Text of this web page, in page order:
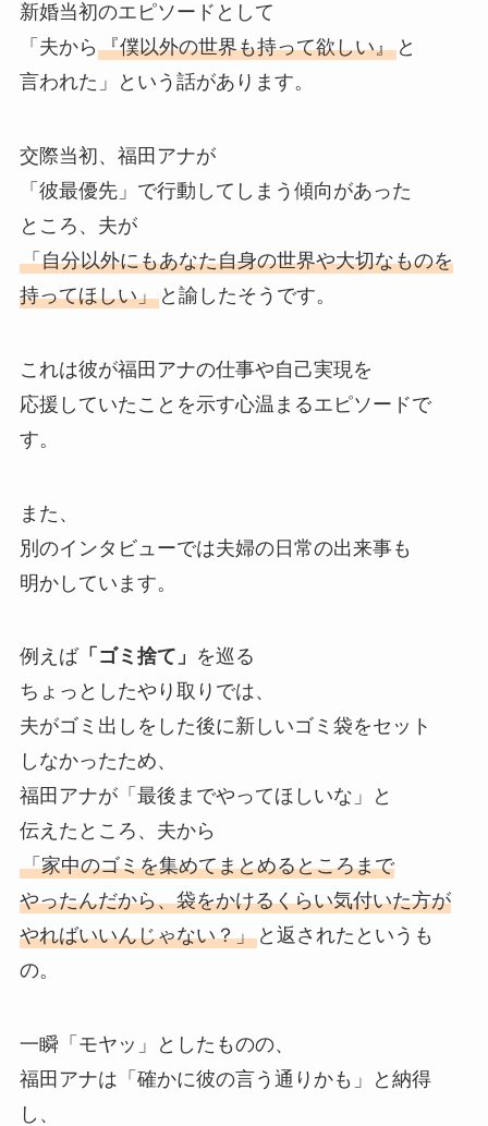
新婚当初のエピソードとして
「夫から 『僕以外の世界も持って欲しい』と
言われた」という話があります。
交際当初、福田アナが
「彼最優先」で行動してしまう傾向があった
ところ、夫が
「自分以外にもあなた自身の世界や大切なものを
持ってほしい」と諭したそうです。
これは彼が福田アナの仕事や自己実現を
応援していたことを示す心温まるエピソードで
す。
また、
別のインタビューでは夫婦の日常の出来事も
明かしています。
例えば「ゴミ捨て」 を巡る
ちょっとしたやり取りでは、
夫がゴミ出しをした後に新しいゴミ袋をセット
しなかったため、
福田アナが「最後までやってほしいな」と
伝えたところ、夫から
「家中のゴミを集めてまとめるところまで
やったんだから、袋をかけるくらい気付いた方が
やればいいんじゃない？」と返されたというも
の。
一瞬「モヤッ」としたものの、
福田アナは「確かに彼の言う通りかも」と納得
し、